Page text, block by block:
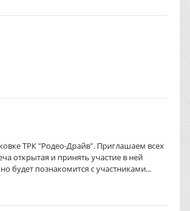
ТРК "Родео-Драйв". Приглашаем всех
открытая и принять участие в ней
познакомится с участниками...